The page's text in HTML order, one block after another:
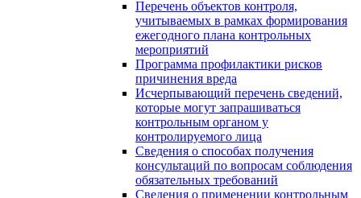
Перечень объектов контроля,
учитываемых в рамках формирования
ежегодного плана контрольных
мероприятий
Программа профилактики рисков
причинения вреда
Исчерпывающий перечень сведений,
которые могут запрашиваться
контрольным органом у
контролируемого лица
Сведения о способах получения
консультаций по вопросам соблюдения
обязательных требований
Сведения о применении контрольным